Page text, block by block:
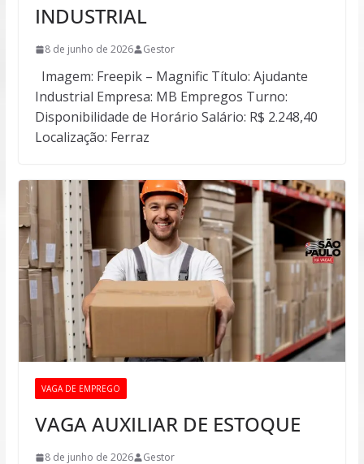
INDUSTRIAL
8 de junho de 2026 Gestor
Imagem: Freepik – Magnific Título: Ajudante
Industrial Empresa: MB Empregos Turno:
Disponibilidade de Horário Salário: R$ 2.248,40
Localização: Ferraz
VAGA DE EMPREGO
VAGA AUXILIAR DE ESTOQUE
8 de junho de 2026 Gestor